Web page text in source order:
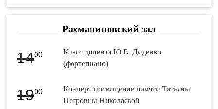
Рахманиновский зал
1400
Класс доцента Ю.В. Диденко
(фортепиано)
1900
Концерт-посвящение памяти Татьяны
Петровны Николаевой